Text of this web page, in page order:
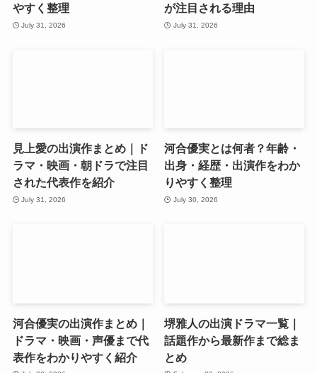
やすく整理
July 31, 2026
が注目される理由
July 31, 2026
見上愛の出演作まとめ｜ド
ラマ・映画・朝ドラで注目
された代表作を紹介
July 31, 2026
河合優実とは何者？年齢・
出身・経歴・出演作をわか
りやすく整理
July 30, 2026
河合優実の出演作まとめ｜
ドラマ・映画・声優まで代
表作をわかりやすく紹介
堺雅人の出演ドラマ一覧｜
話題作から最新作まで総ま
とめ